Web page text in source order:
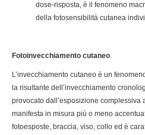
dose-risposta, è il fenomeno
della fotosensibilità cutanea
Fotoinvecchiamento cutaneo
L’invecchiamento cutaneo è un
la risultante dell’invecchiamento
provocato dall’esposizione complessiva
manifesta in misura più o meno
fotoesposte, braccia, viso, collo ed è